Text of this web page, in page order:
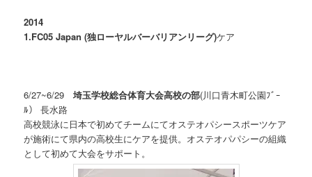
2014
1.FC05 Japan (独ローヤルバーバリアンリーグ)ケア
6/27~6/29埼玉学校総合体育大会高校の部(川口青木町公園ﾌﾞｰ
ﾙ） 長水路
高校競泳に日本で初めてチームにてオステオパシースポーツケア
が施術にて県内の高校生にケアを提供。オステオパパシーの組織
として初めて大会をサポート。